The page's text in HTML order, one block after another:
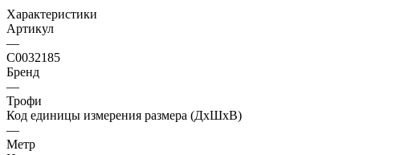
Характеристики
Артикул
—
C0032185
Бренд
—
Трофи
Код единицы измерения размера (ДхШхВ)
—
Метр